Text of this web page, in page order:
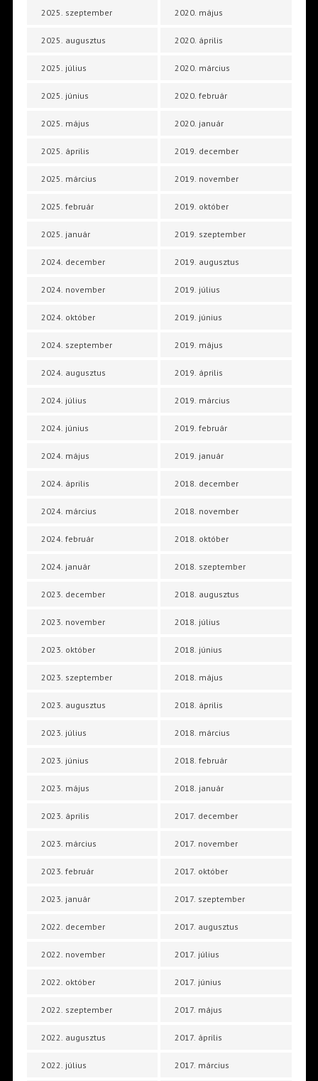
2025. szeptember
2025. augusztus
2025. július
2025. június
2025. május
2025. április
2025. március
2025. február
2025. január
2024. december
2024. november
2024. október
2024. szeptember
2024. augusztus
2024. július
2024. június
2024. május
2024. április
2024. március
2024. február
2024. január
2023. december
2023. november
2023. október
2023. szeptember
2023. augusztus
2023. július
2023. június
2023. május
2023. április
2023. március
2023. február
2023. január
2022. december
2022. november
2022. október
2022. szeptember
2022. augusztus
2022. július
2020. május
2020. április
2020. március
2020. február
2020. január
2019. december
2019. november
2019. október
2019. szeptember
2019. augusztus
2019. július
2019. június
2019. május
2019. április
2019. március
2019. február
2019. január
2018. december
2018. november
2018. október
2018. szeptember
2018. augusztus
2018. július
2018. június
2018. május
2018. április
2018. március
2018. február
2018. január
2017. december
2017. november
2017. október
2017. szeptember
2017. augusztus
2017. július
2017. június
2017. május
2017. április
2017. március